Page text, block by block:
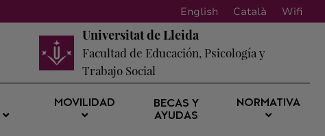
English Català Wifi
Universitat de Lleida
Facultad de Educación, Psicología y
Trabajo Social
MOVILIDAD
BECAS Y
AYUDAS
NORMATIVA